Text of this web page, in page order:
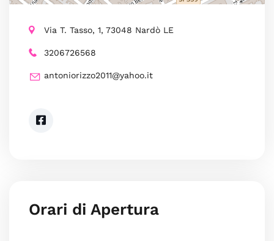
Via T. Tasso, 1, 73048 Nardò LE
3206726568
antoniorizzo2011@yahoo.it
Orari di Apertura